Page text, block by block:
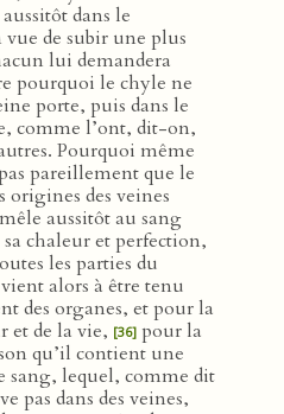
dans le
de subir une plus
lui demandera
pourquoi le chyle ne
porte, puis dans le
comme l’ont, dit-on,
Pourquoi même
pareillement que le
origines des veines
aussitôt au sang
chaleur et perfection,
les parties du
alors à être tenu
des organes, et pour la
et de la vie, [36] pour la
qu’il contient une
sang, lequel, comme dit
pas dans des veines,